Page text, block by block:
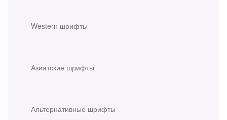
Western шрифты
Азиатские шрифты
Альтернативные шрифты